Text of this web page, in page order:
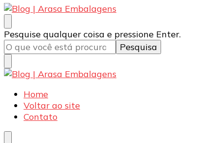
Blog | Arasa Embalagens
Confira conteúdos sobre embalagens para pizzas,
doces e salgados. Tudo para seu comércio com a
qualidade Arasa. Leia nossos conteúdos!
Procurando
algo?
Pesquise qualquer coisa e pressione Enter.
Blog | Arasa Embalagens
Confira conteúdos sobre embalagens para pizzas,
doces e salgados. Tudo para seu comércio com a
qualidade Arasa. Leia nossos conteúdos!
Home
Voltar ao site
Contato